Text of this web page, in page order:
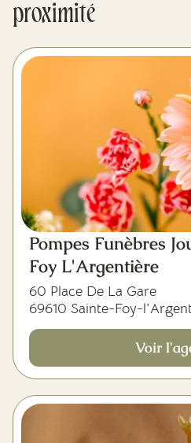
proximité
Pompes Funèbres
Foy L'Argentière
60 Place De La Gare
69610 Sainte-Foy-
Voir